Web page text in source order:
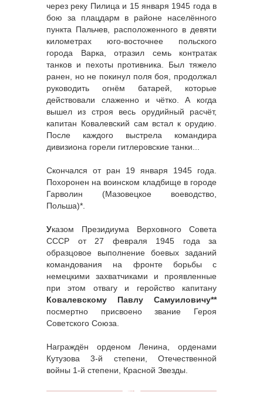
через реку Пилица и 15 января 1945 года в
бою за плацдарм в районе населённого
пункта Пальчев, расположенного в девяти
километрах юго-восточнее польского
города Варка, отразил семь контратак
танков и пехоты противника. Был тяжело
ранен, но не покинул поля боя, продолжал
руководить огнём батарей, которые
действовали слаженно и чётко. А когда
вышел из строя весь орудийный расчёт,
капитан Ковалевский сам встал к орудию.
После каждого выстрела командира
дивизиона горели гитлеровские танки...
Скончался от ран 19 января 1945 года.
Похоронен на воинском кладбище в городе
Гарволин (Мазовецкое воеводство,
Польша)*.
Указом Президиума Верховного Совета
СССР от 27 февраля 1945 года за
образцовое выполнение боевых заданий
командования на фронте борьбы с
немецкими захватчиками и проявленные
при этом отвагу и геройство капитану
Ковалевскому Павлу Самуиловичу**
посмертно присвоено звание Героя
Советского Союза.
Награждён орденом Ленина, орденами
Кутузова 3-й степени, Отечественной
войны 1-й степени, Красной Звезды.